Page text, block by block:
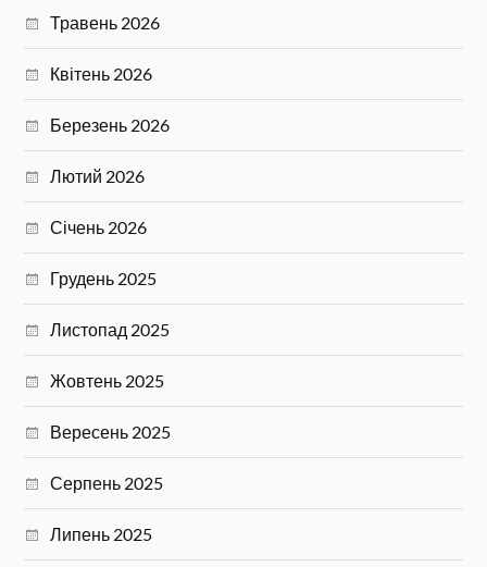
Травень 2026
Квітень 2026
Березень 2026
Лютий 2026
Січень 2026
Грудень 2025
Листопад 2025
Жовтень 2025
Вересень 2025
Серпень 2025
Липень 2025